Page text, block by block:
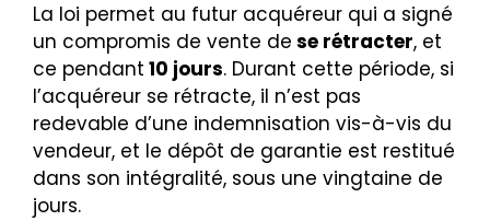
La loi permet au futur acquéreur qui a signé
un compromis de vente de se rétracter, et
ce pendant 10 jours. Durant cette période, si
l’acquéreur se rétracte, il n’est pas
redevable d’une indemnisation vis-à-vis du
vendeur, et le dépôt de garantie est restitué
dans son intégralité, sous une vingtaine de
jours.